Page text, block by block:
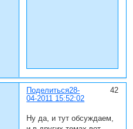
Поделиться 42
28-
04-2011 15:52:02
Ну да, и тут обсуждаем,